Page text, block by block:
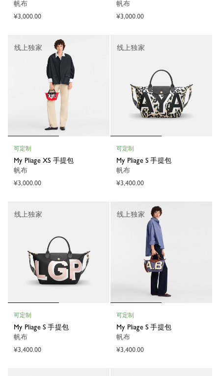
帆布
¥3,000.00
帆布
¥3,000.00
可定制
My Pliage XS 手提包
帆布
¥3,000.00
线上独家
可定制
My Pliage S 手提包
帆布
¥3,400.00
线上独家
可定制
My Pliage S 手提包
帆布
¥3,400.00
线上独家
可定制
My Pliage S 手提包
帆布
¥3,400.00
线上独家